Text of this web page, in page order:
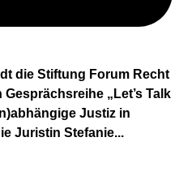
die Stiftung Forum Recht
„Let’s Talk
Justiz in
Juristin Stefanie...